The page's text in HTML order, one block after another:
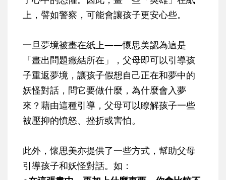
上，譬如警察，可能會讓孩子更安心些。
一旦夢境被畫在紙上——懷思美認為這是
「畫出問題癥結所在」，父母即可以引導孩
子重返夢境，讓孩子假想自己正在和夢中的
妖怪對話，問它要做什麼，為什麼會入夢
來？藉由這種引導，父母可以瞭解孩子一些
被壓抑的憤怒、挫折或害怕。
此外，懷思美亦提供了一些方式，幫助父母
引導孩子和妖怪對話。如：